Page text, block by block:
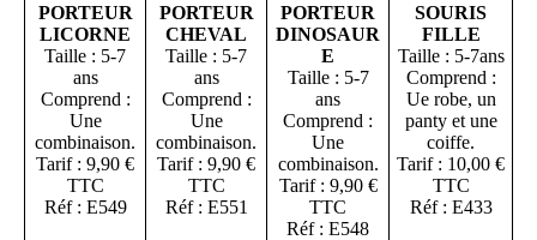
PORTEUR
LICORNE
Taille : 5-7
ans
Comprend :
Une
combinaison.
Tarif : 9,90 €
TTC
Réf : E549
PORTEUR
CHEVAL
Taille : 5-7
ans
Comprend :
Une
combinaison.
Tarif : 9,90 €
TTC
Réf : E551
PORTEUR
DINOSAUR
E
Taille : 5-7
ans
Comprend :
Une
combinaison.
Tarif : 9,90 €
TTC
Réf : E548
SOURIS
FILLE
Taille : 5-7ans
Comprend :
Ue robe, un
panty et une
coiffe.
Tarif : 10,00 €
TTC
Réf : E433